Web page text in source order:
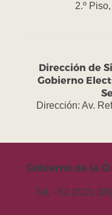
2.º
Dirección de
Gobierno
Dirección: Av.
Gobierno de la
Tel. +52 (222)